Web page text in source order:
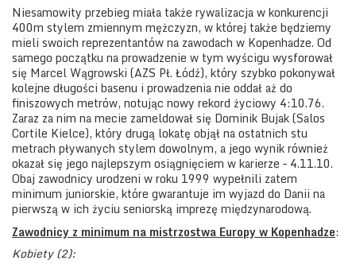
Niesamowity przebieg miała także rywalizacja w konkurencji
400m stylem zmiennym mężczyzn, w której także będziemy
mieli swoich reprezentantów na zawodach w Kopenhadze. Od
samego początku na prowadzenie w tym wyścigu wysforował
się Marcel Wągrowski (AZS Pł. Łódź), który szybko pokonywał
kolejne długości basenu i prowadzenia nie oddał aż do
finiszowych metrów, notując nowy rekord życiowy 4:10.76.
Zaraz za nim na mecie zameldował się Dominik Bujak (Salos
Cortile Kielce), który drugą lokatę objął na ostatnich stu
metrach pływanych stylem dowolnym, a jego wynik również
okazał się jego najlepszym osiągnięciem w karierze – 4.11.10.
Obaj zawodnicy urodzeni w roku 1999 wypełnili zatem
minimum juniorskie, które gwarantuje im wyjazd do Danii na
pierwszą w ich życiu seniorską imprezę międzynarodową.
Zawodnicy z minimum na mistrzostwa Europy w Kopenhadze:
Kobiety (2):